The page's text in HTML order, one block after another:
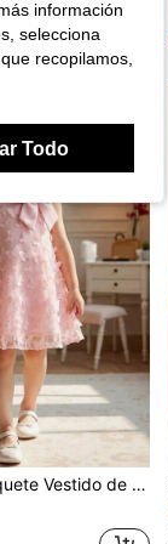
juegos, fiestas, sesiones de fotos, vacaciones, festivales, adecuado para otoño e invierno, adecuado para reuniones y salidas, etc. Vestido de lazo rosa para niña pequeña, vestido rosa para niña, vestido de mariposa rosa para niña, vestido rosa para niña, vestido rosa para niños
información
selecciona
recopilamos,
Todo